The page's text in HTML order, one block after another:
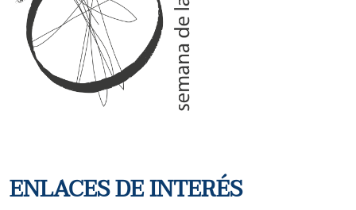
ENLACES DE INTERÉS